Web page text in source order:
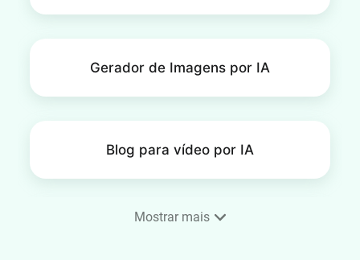
Gerador de Imagens por IA
Blog para vídeo por IA
Mostrar mais